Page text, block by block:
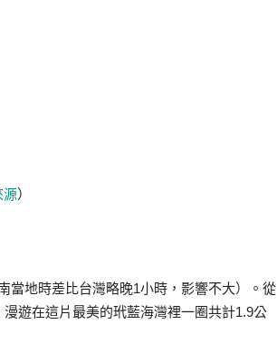
源）
當地時差比台灣略晚1小時，影響不大）。從
遊在這片最美的玳藍海灣裡一圈共計1.9公